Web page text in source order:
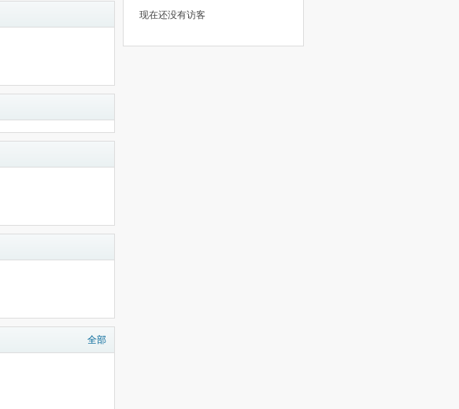
全部
现在还没有访客